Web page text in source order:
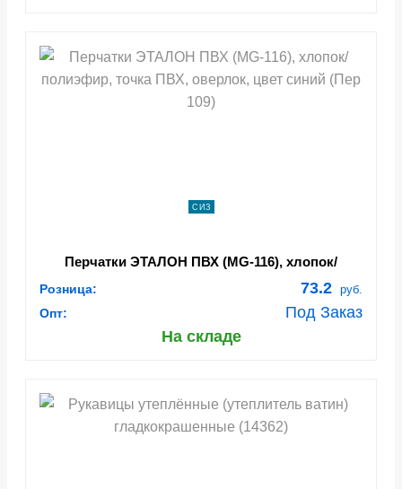
СИЗ
Перчатки ЭТАЛОН ПВХ (MG-116), хлопок/
Розница: 73.2 руб.
Опт:
Под Заказ
На складе